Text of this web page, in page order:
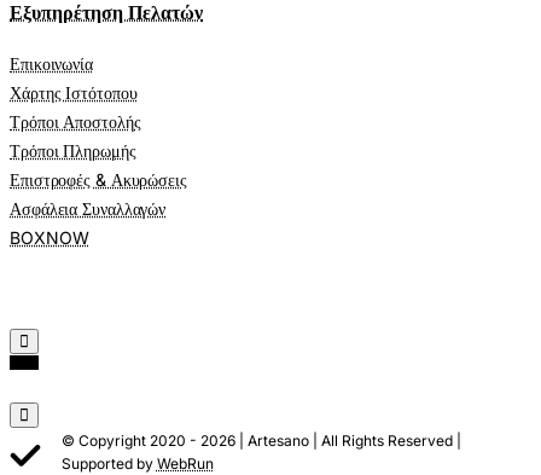
Εξυπηρέτηση Πελατών
Επικοινωνία
Χάρτης Ιστότοπου
Τρόποι Αποστολής
Τρόποι Πληρωμής
Επιστροφές & Ακυρώσεις
Ασφάλεια Συναλλαγών
BOXNOW
© Copyright 2020 - 2026 | Artesano | All Rights Reserved |
Supported by WebRun